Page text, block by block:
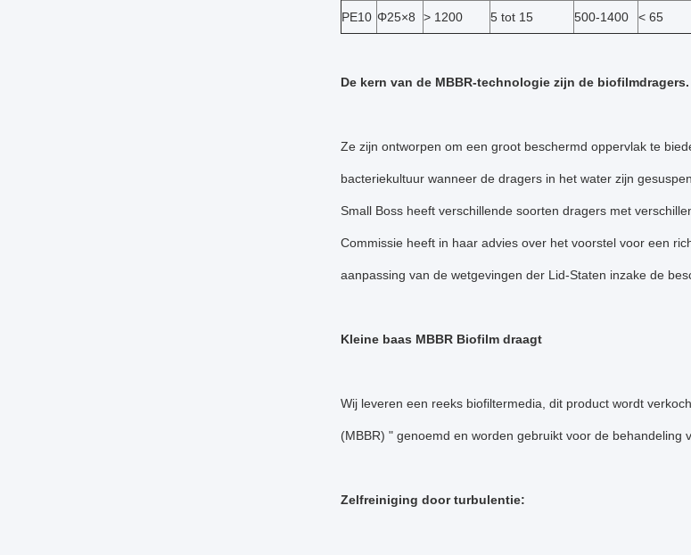
PE10 Φ25×8 > 1200 5 tot 15 500-1400 < 65
De kern van de MBBR-technologie zijn de biofilmdragers.
Ze zijn ontworpen om een groot beschermd oppervlak te
bacteriekultuur wanneer de dragers in het water zijn
Small Boss heeft verschillende soorten dragers met
Commissie heeft in haar advies over het voorstel voor een
aanpassing van de wetgevingen der Lid-Staten inzake de
Kleine baas MBBR Biofilm draagt
Wij leveren een reeks biofiltermedia, dit product wordt
(MBBR) " genoemd en worden gebruikt voor de behandeling
Zelfreiniging door turbulentie: